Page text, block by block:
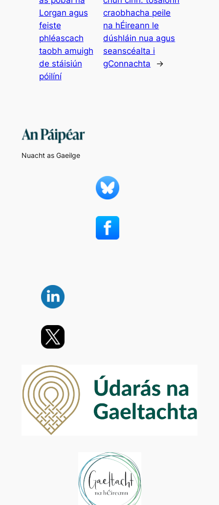
Lorgan agus
feiste
phléascach
taobh amuigh
de stáisiún
póilíní
craobhacha peile
na hÉireann le
dúshláin nua agus
seanscéalta i
gConnachta
→
Nuacht as Gaeilge